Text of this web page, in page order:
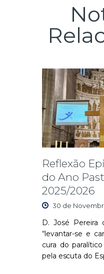
Reflexão
do Ano
2025/2026
30 de
D. José Pereira
“levantar-se e
cura do
pela escuta do